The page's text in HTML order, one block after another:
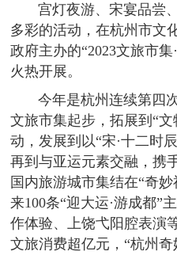
宫灯夜游、宋宴品尝
多彩的活动，在杭州市文
政府主办的“2023文旅市
火热开展。
今年是杭州连续第四
文旅市集起步，拓展到“
动，发展到以“宋·十二时
再到与亚运元素交融，携
国内旅游城市集结在“奇
来100条“迎大运·游成都”
作体验、上饶弋阳腔表演
文旅消费超亿元，“杭州